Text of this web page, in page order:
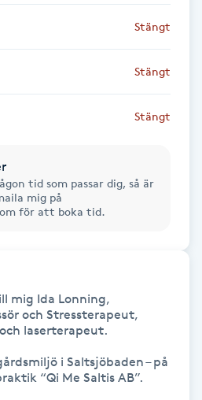
Stängt
Stängt
Stängt
tid som passar dig, så är
mig på
för att boka tid.
mig Ida Lonning,
och Stressterapeut,
laserterapeut.
“Qi Me Saltis AB”.